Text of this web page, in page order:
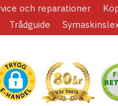
och reparationer
Trådguide